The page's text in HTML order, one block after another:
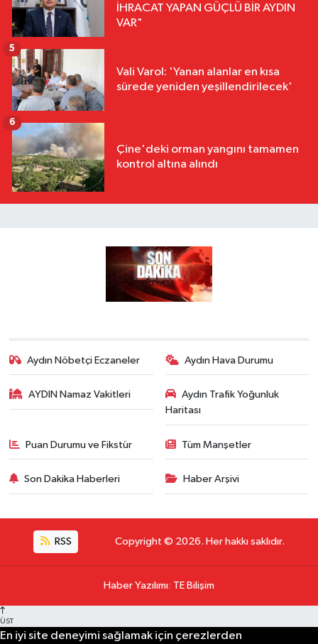
İHRACAT YAPAN GÜÇLÜ BİR AYDIN
VAR"
Vali Varol: 'Yanan alanlar en kısa
sürede yeniden yeşillendirilecek'
5
Çine'deki orman yangını tamamen
kontrol altına alındı
6
Aydın Nöbetçi Eczaneler Aydın Hava Durumu
AYDIN Namaz Vakitleri
Aydın Trafik Yoğunluk
Haritası
Puan Durumu ve Fikstür Tüm Manşetler
Son Dakika Haberleri Haber Arşivi
RSS Copyright © 2026. Her hakkı saklıdır.
Haber Yazılımı: TE Bilişim
ÜST
En iyi site deneyimi sağlamak için çerezlerden